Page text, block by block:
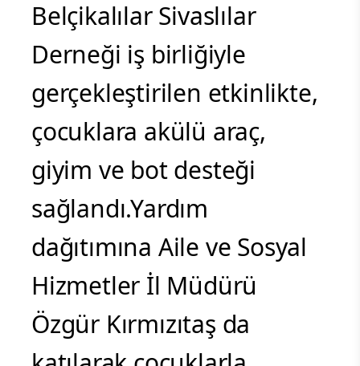
yönelik anlamlı bir yardım
etkinliği düzenlendi. Sivas
Bedensel ve Zihinsel
Engelliler Derneği ile
Belçikalılar Sivaslılar
Derneği iş birliğiyle
gerçekleştirilen etkinlikte,
çocuklara akülü araç,
giyim ve bot desteği